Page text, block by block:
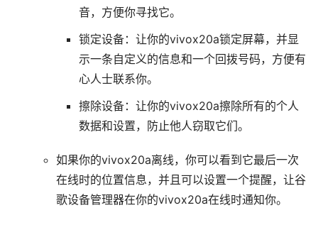
音，方便你寻找它。
锁定设备：让你的vivox20a锁定屏幕，并显
示一条自定义的信息和一个回拨号码，方便有
心人士联系你。
擦除设备：让你的vivox20a擦除所有的个人
数据和设置，防止他人窃取它们。
如果你的vivox20a离线，你可以看到它最后一次
在线时的位置信息，并且可以设置一个提醒，让谷
歌设备管理器在你的vivox20a在线时通知你。